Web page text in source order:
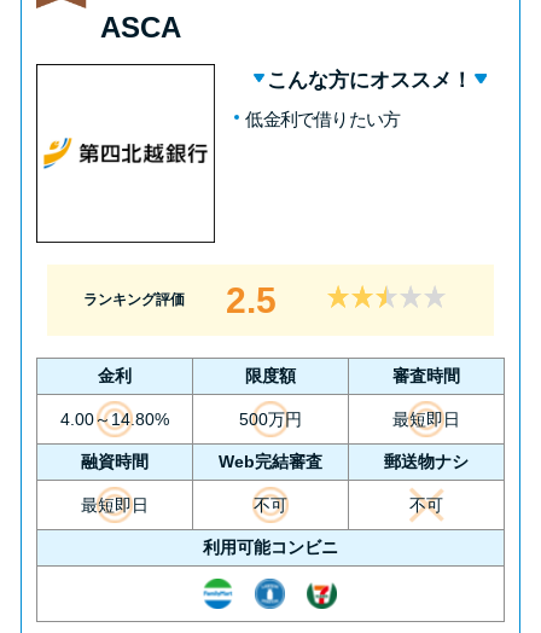
学生がお金を借りる方法があ
ソフト闇金とは？悪質な手口に
は要注意！
090金融（闇金）からお金を借り
てはいけない理由と借りた場合
の対処法
申し込みブラックとは?判断の目
安や審査に通らない理由
ASCA
こんな方にオススメ！
低金利で借りたい方
ランキング評価 2.5
金利 限度額 審査時間
4.00～14.80% 500万円 最短即日
融資時間 Web完結審査 郵送物ナシ
最短即日 不可 不可
利用可能コンビニ